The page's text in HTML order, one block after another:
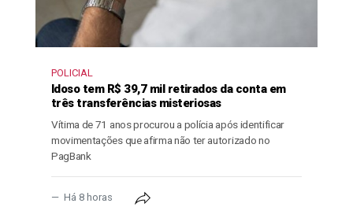
POLICIAL
Idoso tem R$ 39,7 mil retirados da conta em
três transferências misteriosas
Vítima de 71 anos procurou a polícia após identificar
movimentações que afirma não ter autorizado no
PagBank
Há 8 horas